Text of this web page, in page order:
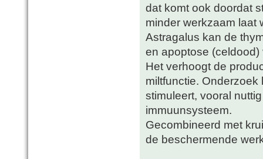
dat komt ook doordat
minder werkzaam laat
Astragalus kan de
en apoptose (celdood)
Het verhoogt de
miltfunctie.
stimuleert, vooral
immuunsysteem.
Gecombineerd met
de beschermende